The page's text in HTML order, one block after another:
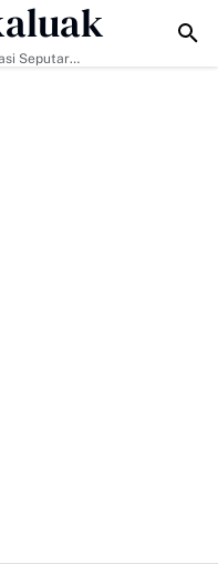
Masyarakat Perkuat Nilai
Seputar